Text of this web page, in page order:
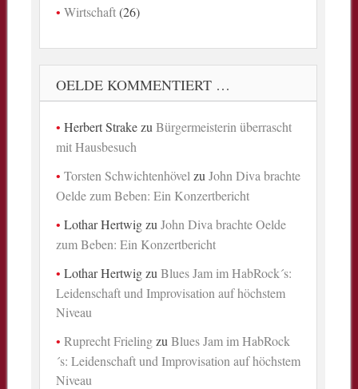
Wirtschaft(26)
OELDE KOMMENTIERT …
Herbert StrakezuBürgermeisterin überrascht
mit Hausbesuch
Torsten Schwichtenhövel zuJohn Diva brachte
Oelde zum Beben: Ein Konzertbericht
Lothar HertwigzuJohn Diva brachte Oelde
zum Beben: Ein Konzertbericht
Lothar HertwigzuBlues Jam im HabRock´s:
Leidenschaft und Improvisation auf höchstem
Niveau
Ruprecht FrielingzuBlues Jam im HabRock
´s: Leidenschaft und Improvisation auf höchstem
Niveau